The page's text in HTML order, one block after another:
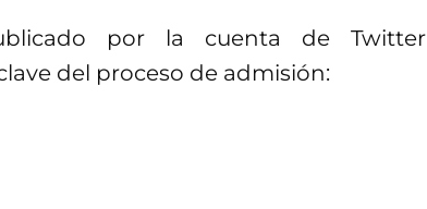
por la cuenta de Twitter
del proceso de admisión: